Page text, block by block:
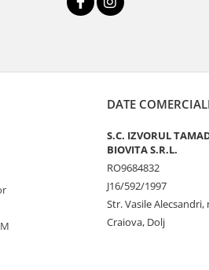
DATE
S.C. IZVORUL
BIOVITA S.R.L.
RO9684832
J16/592/1997
Str. Vasile Alecsandri,
Craiova, Dolj